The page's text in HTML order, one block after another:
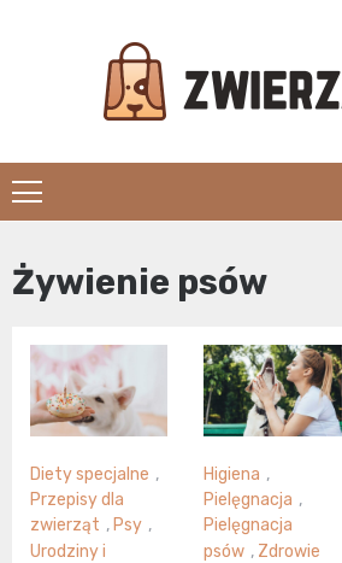
Żywienie psów
Diety specjalne ,
Przepisy dla
zwierząt , Psy ,
Urodziny i
Higiena ,
Pielęgnacja ,
Pielęgnacja
psów , Zdrowie